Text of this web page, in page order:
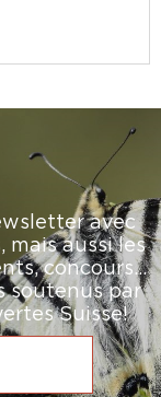
avec
mais aussi les
concours…
soutenus par
Suisse!